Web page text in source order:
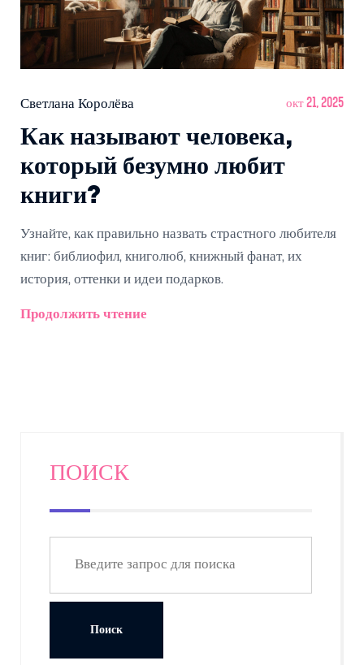
Светлана Королёва окт 21, 2025
Как называют человека,
который безумно любит
книги?
Узнайте, как правильно назвать страстного любителя
книг: библиофил, книголюб, книжный фанат, их
история, оттенки и идеи подарков.
Продолжить чтение
ПОИСК